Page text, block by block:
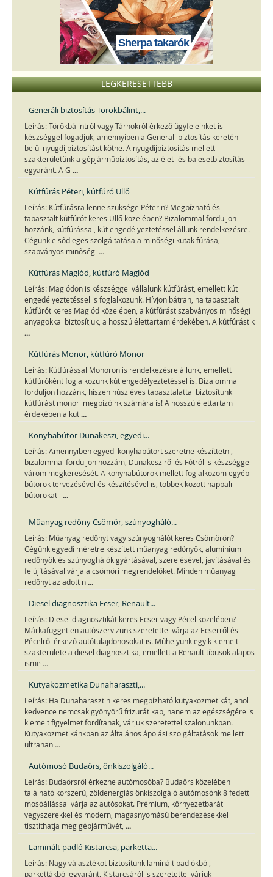
Sherpa takarók
LEGKERESETTEBB
Generáli biztosítás Törökbálint,...
Leírás: Törökbálintról vagy Tárnokról érkező ügyfeleinket is
készséggel fogadjuk, amennyiben a Generali biztosítás keretén
belül nyugdíjbiztosítást kötne. A nyugdíjbiztosítás mellett
szakterületünk a gépjárműbiztosítás, az élet- és balesetbiztosítás
egyaránt. A G ...
Kútfúrás Péteri, kútfúró Üllő
Leírás: Kútfúrásra lenne szüksége Péterin? Megbízható és
tapasztalt kútfúrót keres Üllő közelében? Bizalommal forduljon
hozzánk, kútfúrással, kút engedélyeztetéssel állunk rendelkezésre.
Cégünk elsődleges szolgáltatása a minőségi kutak fúrása,
szabványos minőségi ...
Kútfúrás Maglód, kútfúró Maglód
Leírás: Maglódon is készséggel vállalunk kútfúrást, emellett kút
engedélyeztetéssel is foglalkozunk. Hívjon bátran, ha tapasztalt
kútfúrót keres Maglód közelében, a kútfúrást szabványos minőségi
anyagokkal biztosítjuk, a hosszú élettartam érdekében. A kútfúrást k
...
Kútfúrás Monor, kútfúró Monor
Leírás: Kútfúrással Monoron is rendelkezésre állunk, emellett
kútfúróként foglalkozunk kút engedélyeztetéssel is. Bizalommal
forduljon hozzánk, hiszen húsz éves tapasztalattal biztosítunk
kútfúrást monori megbízóink számára is! A hosszú élettartam
érdekében a kut ...
Konyhabútor Dunakeszi, egyedi...
Leírás: Amennyiben egyedi konyhabútort szeretne készíttetni,
bizalommal forduljon hozzám, Dunakesziről és Fótról is készséggel
várom megkeresését. A konyhabútorok mellett foglalkozom egyéb
bútorok tervezésével és készítésével is, többek között nappali
bútorokat i ...
Műanyag redőny Csömör, szúnyogháló...
Leírás: Műanyag redőnyt vagy szúnyoghálót keres Csömörön?
Cégünk egyedi méretre készített műanyag redőnyök, alumínium
redőnyök és szúnyoghálók gyártásával, szerelésével, javításával és
felújításával várja a csömöri megrendelőket. Minden műanyag
redőnyt az adott n ...
Diesel diagnosztika Ecser, Renault...
Leírás: Diesel diagnosztikát keres Ecser vagy Pécel közelében?
Márkafüggetlen autószervizünk szeretettel várja az Ecserről és
Pécelről érkező autótulajdonosokat is. Műhelyünk egyik kiemelt
szakterülete a diesel diagnosztika, emellett a Renault típusok alapos
isme ...
Kutyakozmetika Dunaharaszti,...
Leírás: Ha Dunaharasztin keres megbízható kutyakozmetikát, ahol
kedvence nemcsak gyönyörű frizurát kap, hanem az egészségére is
kiemelt figyelmet fordítanak, várjuk szeretettel szalonunkban.
Kutyakozmetikánkban az általános ápolási szolgáltatások mellett
ultrahan ...
Autómosó Budaörs, önkiszolgáló...
Leírás: Budaörsről érkezne autómosóba? Budaörs közelében
található korszerű, zöldenergiás önkiszolgáló autómosónk 8 fedett
mosóállással várja az autósokat. Prémium, környezetbarát
vegyszerekkel és modern, magasnyomású berendezésekkel
tisztíthatja meg gépjárművét, ...
Laminált padló Kistarcsa, parketta...
Leírás: Nagy választékot biztosítunk laminált padlókból,
parkettákból egyaránt, Kistarcsáról is szeretettel várjuk